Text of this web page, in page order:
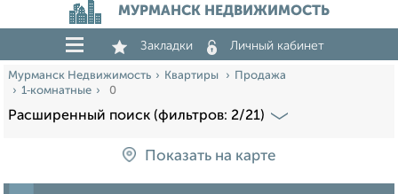
МУРМАНСК НЕДВИЖИМОСТЬ
Закладки Личный кабинет
Мурманск Недвижимость Квартиры
Продажа
1‑комнатные
0
Расширенный поиск (фильтров: 2/21)
Показать на карте